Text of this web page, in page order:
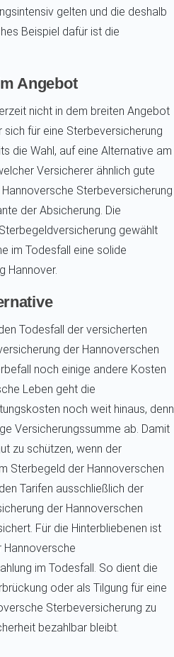
gelten und die deshalb
Beispiel dafür ist die
Angebot
nicht in dem breiten Angebot
für eine Sterbeversicherung
die Wahl, auf eine Alternative am
Versicherer ähnlich gute
Sterbeversicherung
der Absicherung. Die
gewählt
im Todesfall eine solide
Hannover.
Todesfall der versicherten
der Hannoverschen
noch einige andere Kosten
Leben geht die
noch weit hinaus, denn
Versicherungssumme ab. Damit
zu schützen, wenn der
Sterbegeld der Hannoverschen
Tarifen ausschließlich der
der Hannoverschen
Für die Hinterbliebenen ist
Hannoversche
im Todesfall. So dient die
oder als Tilgung für eine
Sterbeversicherung zu
bezahlbar bleibt.